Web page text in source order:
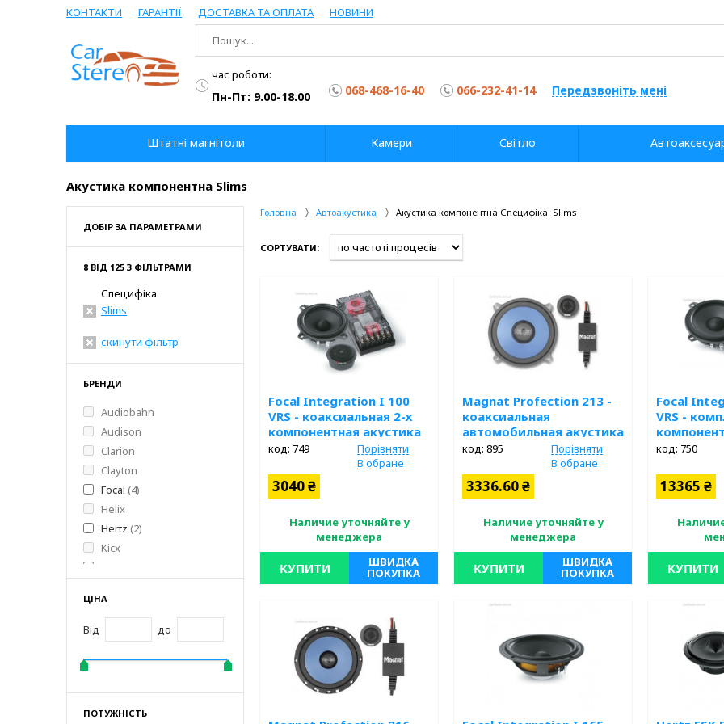
Акустика компонентна Slims
Головна Автоакустика Акустика компонентна Специфіка: Slims
СОРТУВАТИ:
Focal Integration I 100
VRS - коаксиальная 2-х
компонентная акустика
код: 749
Порівняти
В обране
3040 ₴
Наличие уточняйте у
менеджера
КУПИТИ ШВИДКА
ПОКУПКА
компонентів: 2-х Компонентная;
Специфіка: Slims; Виробник: Focal;
Потужність: 80 Вт;
Magnat Profection 213 -
коаксиальная
автомобильная акустика
на 2 компонента
код: 895
Порівняти
В обране
3336.60 ₴
Наличие уточняйте у
менеджера
КУПИТИ ШВИДКА
ПОКУПКА
280Вт Розмір: 13 см; Кількість
компонентів: 2-х Компонентная;
Специфіка: Slims; Виробник:
Magnat; Потужність: 280 Вт;
Focal
VRS -
код: 750
13365 ₴
КУПИТИ
Специфіка:
Потужність:
ДОБІР ЗА ПАРАМЕТРАМИ
8 ВІД 125 З ФІЛЬТРАМИ
Специфіка
Slims
скинути фільтр
БРЕНДИ
Audiobahn
Audison
Clarion
Clayton
Focal (4)
Helix
Hertz (2)
Kicx
Sound Bridge
Soundstream
Swat
eton
ЦІНА
Від до
ПОТУЖНІСТЬ
КОНТАКТИ ГАРАНТІЇ ДОСТАВКА ТА ОПЛАТА НОВИНИ
час роботи:
Пн-Пт: 9.00-18.00 068-468-16-40 066-232-41-14 Передзвоніть мені
Штатні магнітоли Камери Світло